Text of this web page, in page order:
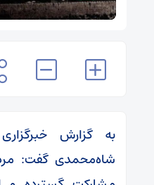
به گزارش خبرگزاری
شاه‌محمدی گفت: